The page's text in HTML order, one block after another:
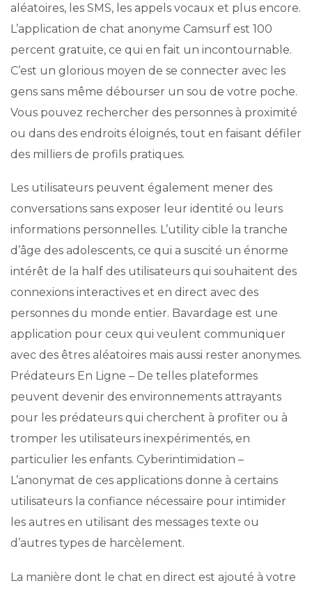
aléatoires, les SMS, les appels vocaux et plus encore.
L’application de chat anonyme Camsurf est 100
percent gratuite, ce qui en fait un incontournable.
C’est un glorious moyen de se connecter avec les
gens sans même débourser un sou de votre poche.
Vous pouvez rechercher des personnes à proximité
ou dans des endroits éloignés, tout en faisant défiler
des milliers de profils pratiques.
Les utilisateurs peuvent également mener des
conversations sans exposer leur identité ou leurs
informations personnelles. L’utility cible la tranche
d’âge des adolescents, ce qui a suscité un énorme
intérêt de la half des utilisateurs qui souhaitent des
connexions interactives et en direct avec des
personnes du monde entier. Bavardage est une
application pour ceux qui veulent communiquer
avec des êtres aléatoires mais aussi rester anonymes.
Prédateurs En Ligne – De telles plateformes
peuvent devenir des environnements attrayants
pour les prédateurs qui cherchent à profiter ou à
tromper les utilisateurs inexpérimentés, en
particulier les enfants. Cyberintimidation –
L’anonymat de ces applications donne à certains
utilisateurs la confiance nécessaire pour intimider
les autres en utilisant des messages texte ou
d’autres types de harcèlement.
La manière dont le chat en direct est ajouté à votre